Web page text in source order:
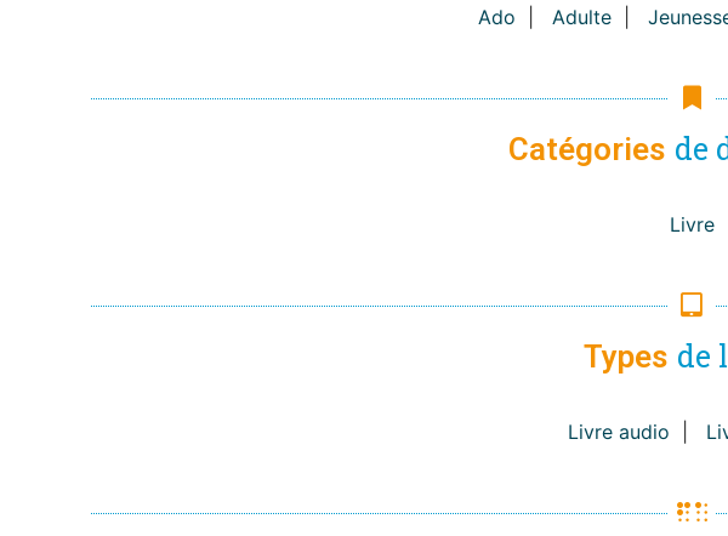
Ado Adulte
Catégories de
Livre
Types de
Livre audio